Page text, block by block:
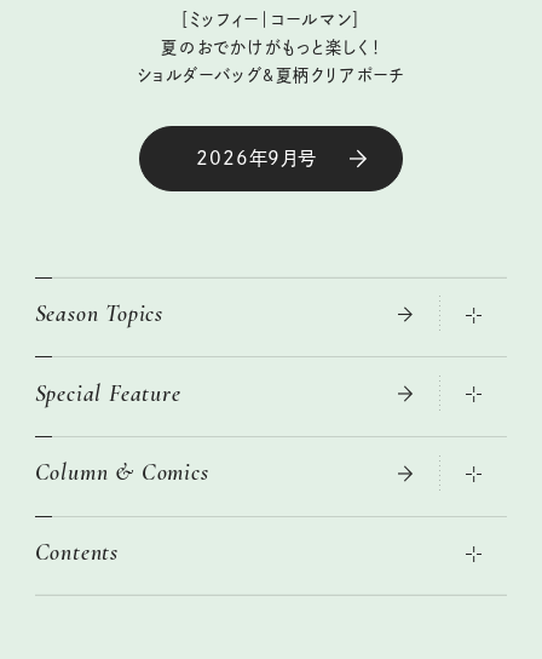
［ミッフィー｜コールマン］
夏のおでかけがもっと楽しく！
ショルダーバッグ&夏柄クリアポーチ
2026年9月号
Season Topics
大人のリュック探し 2026SS
この春ほしい大人のスニーカー 2026春夏
本当に使える「旅道具」
Special Feature
2026年春夏 トレンドファッションニュース
女子旅おすすめスポット 暮らすように心地いいリンネル旅ガイ
Column & Comics
ぐれいさん
Contents